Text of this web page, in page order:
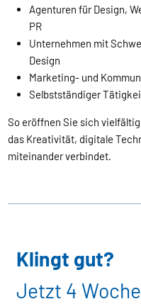
Agenturen für Design,
PR
Unternehmen mit
Design
Marketing- und
Selbstständiger
So eröffnen Sie sich
das Kreativität, digitale
miteinander verbindet.
Klingt gut?
Jetzt 4